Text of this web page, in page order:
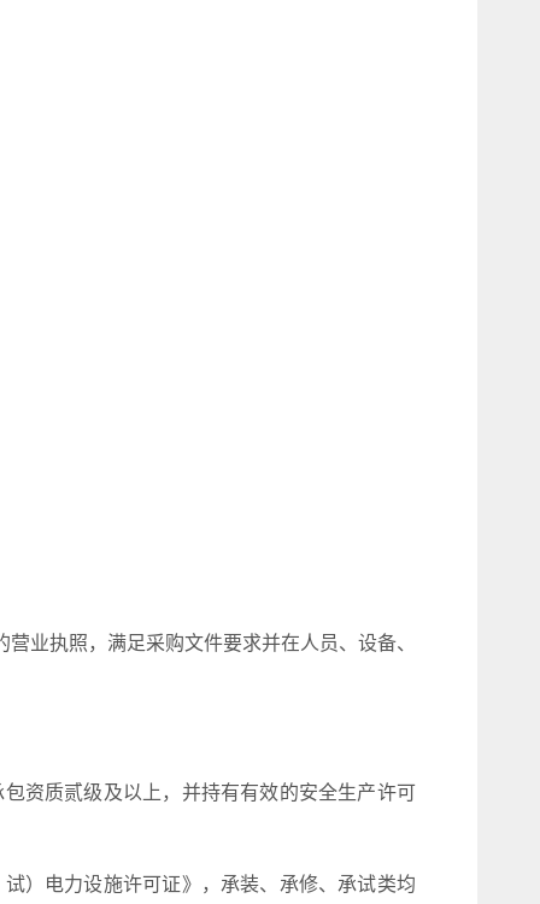
业执照，满足采购文件要求并在人员、设备、
资质贰级及以上，并持有有效的安全生产许可
）电力设施许可证》，承装、承修、承试类均